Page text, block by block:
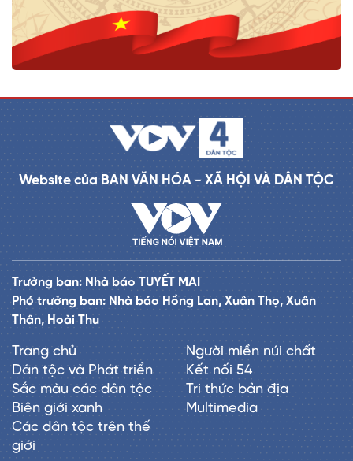
Website của BAN VĂN HÓA - XÃ HỘI VÀ DÂN TỘC
Trưởng ban: Nhà báo TUYẾT MAI
Phó trưởng ban: Nhà báo Hồng Lan, Xuân Thọ, Xuân
Thân, Hoài Thu
Trang chủ
Dân tộc và Phát triển
Sắc màu các dân tộc
Biên giới xanh
Các dân tộc trên thế
giới
Người miền núi chất
Kết nối 54
Tri thức bản địa
Multimedia